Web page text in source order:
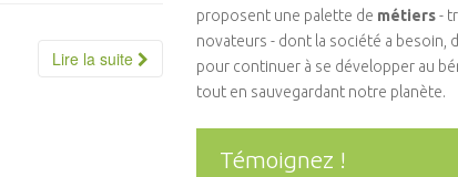
Lire la suite
proposent une palette de métiers-
novateurs - dont la société a besoin,
pour continuer à se développer au
tout en sauvegardant notre planète.
Témoignez !